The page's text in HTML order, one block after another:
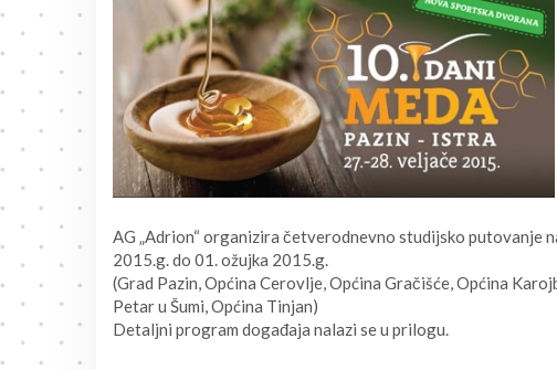
AG „Adrion“ organizira četverodnevno studijsko putovanje
2015.g. do 01. ožujka 2015.g.
(Grad Pazin, Općina Cerovlje, Općina Gračišće, Općina
Petar u Šumi, Općina Tinjan)
Detaljni program događaja nalazi se u prilogu.